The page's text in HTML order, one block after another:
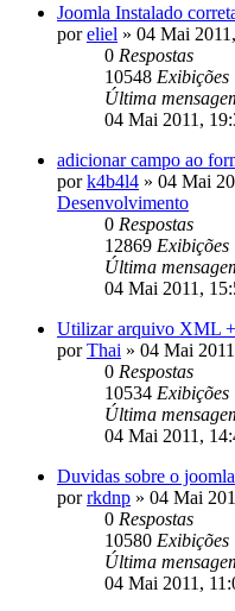
Joomla Instalado
poreliel » 04 Mai
0 Respostas
10548 Exibições
Última
04 Mai 2011,
adicionar campo ao
pork4b4l4 » 04 Mai
Desenvolvimento
0 Respostas
12869 Exibições
Última
04 Mai 2011,
Utilizar arquivo XML
porThai » 04 Mai
0 Respostas
10534 Exibições
Última
04 Mai 2011,
Duvidas sobre o
porrkdnp » 04 Mai
0 Respostas
10580 Exibições
Última
04 Mai 2011,